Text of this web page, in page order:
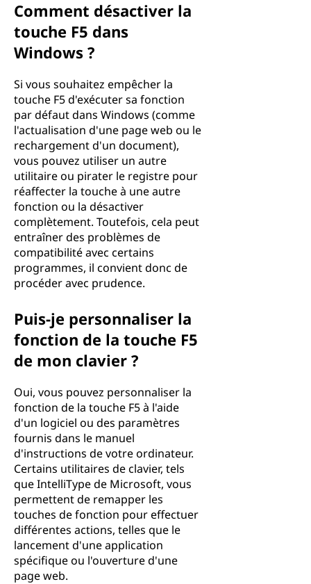
Comment désactiver la
touche F5 dans
Windows ?
Si vous souhaitez empêcher la
touche F5 d'exécuter sa fonction
par défaut dans Windows (comme
l'actualisation d'une page web ou le
rechargement d'un document),
vous pouvez utiliser un autre
utilitaire ou pirater le registre pour
réaffecter la touche à une autre
fonction ou la désactiver
complètement. Toutefois, cela peut
entraîner des problèmes de
compatibilité avec certains
programmes, il convient donc de
procéder avec prudence.
Puis-je personnaliser la
fonction de la touche F5
de mon clavier ?
Oui, vous pouvez personnaliser la
fonction de la touche F5 à l'aide
d'un logiciel ou des paramètres
fournis dans le manuel
d'instructions de votre ordinateur.
Certains utilitaires de clavier, tels
que IntelliType de Microsoft, vous
permettent de remapper les
touches de fonction pour effectuer
différentes actions, telles que le
lancement d'une application
spécifique ou l'ouverture d'une
page web.